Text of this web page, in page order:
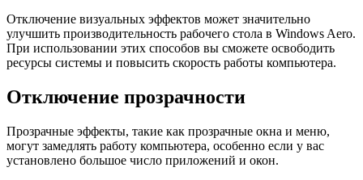
Отключение визуальных эффектов может значительно
улучшить производительность рабочего стола в Windows Aero.
При использовании этих способов вы сможете освободить
ресурсы системы и повысить скорость работы компьютера.
Отключение прозрачности
Прозрачные эффекты, такие как прозрачные окна и меню,
могут замедлять работу компьютера, особенно если у вас
установлено большое число приложений и окон.